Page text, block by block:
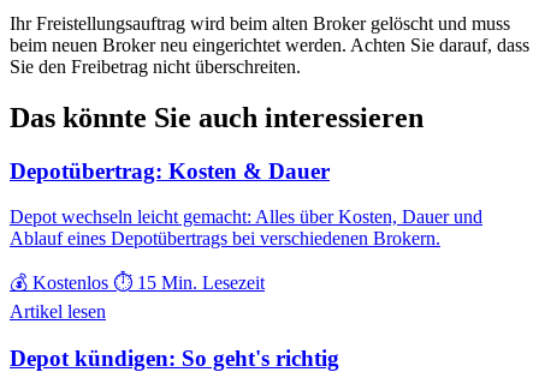
Ihr Freistellungsauftrag wird beim alten Broker gelöscht und muss
beim neuen Broker neu eingerichtet werden. Achten Sie darauf, dass
Sie den Freibetrag nicht überschreiten.
Das könnte Sie auch interessieren
Depotübertrag: Kosten & Dauer
Depot wechseln leicht gemacht: Alles über Kosten, Dauer und
Ablauf eines Depotübertrags bei verschiedenen Brokern.
💰 Kostenlos ⏱️ 15 Min. Lesezeit
Artikel lesen
Depot kündigen: So geht's richtig